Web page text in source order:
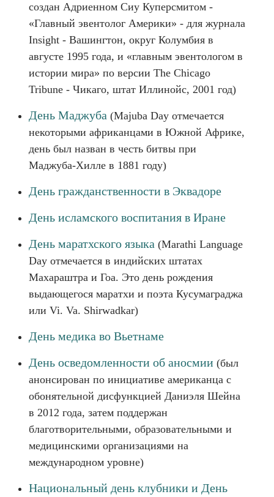
создан Адриенном Сиу Куперсмитом -
«Главный эвентолог Америки» - для журнала
Insight - Вашингтон, округ Колумбия в
августе 1995 года, и «главным эвентологом в
истории мира» по версии The Chicago
Tribune - Чикаго, штат Иллинойс, 2001 год)
День Маджуба (Majuba Day отмечается
некоторыми африканцами в Южной Африке,
день был назван в честь битвы при
Маджуба-Хилле в 1881 году)
День гражданственности в Эквадоре
День исламского воспитания в Иране
День маратхского языка (Marathi Language
Day отмечается в индийских штатах
Махараштра и Гоа. Это день рождения
выдающегося маратхи и поэта Кусумаграджа
или Vi. Va. Shirwadkar)
День медика во Вьетнаме
День осведомленности об аносмии (был
анонсирован по инициативе американца с
обонятельной дисфункцией Даниэля Шейна
в 2012 года, затем поддержан
благотворительными, образовательными и
медицинскими организациями на
международном уровне)
Национальный день клубники и День